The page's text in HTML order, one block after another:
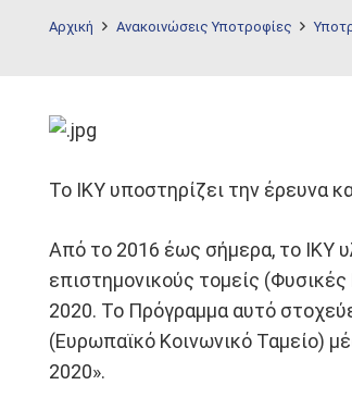
Αρχική Ανακοινώσεις Υποτροφίες
To ΙΚΥ υποστηρίζει την έρευνα
Από το 2016 έως σήμερα, το ΙΚΥ
επιστημονικούς τομείς
2020. Το Πρόγραμμα αυτό
(Ευρωπαϊκό Κοινωνικό Ταμείο)
2020».